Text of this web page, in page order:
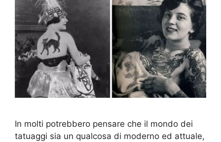
In molti potrebbero pensare che il mondo dei
tatuaggi sia un qualcosa di moderno ed attuale,